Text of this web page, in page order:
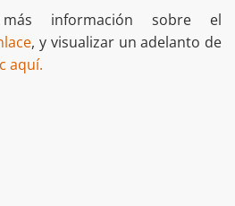
información sobre el
, y visualizar un adelanto de
aquí.